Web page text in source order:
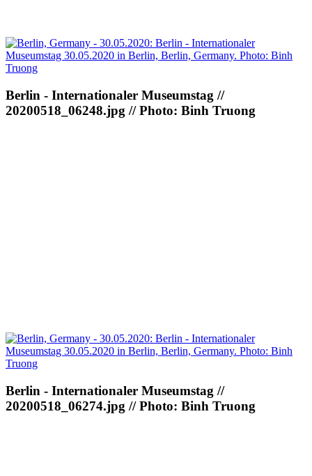
Berlin - Internationaler Museumstag //
20200518_06248.jpg // Photo: Binh Truong
Berlin - Internationaler Museumstag //
20200518_06274.jpg // Photo: Binh Truong